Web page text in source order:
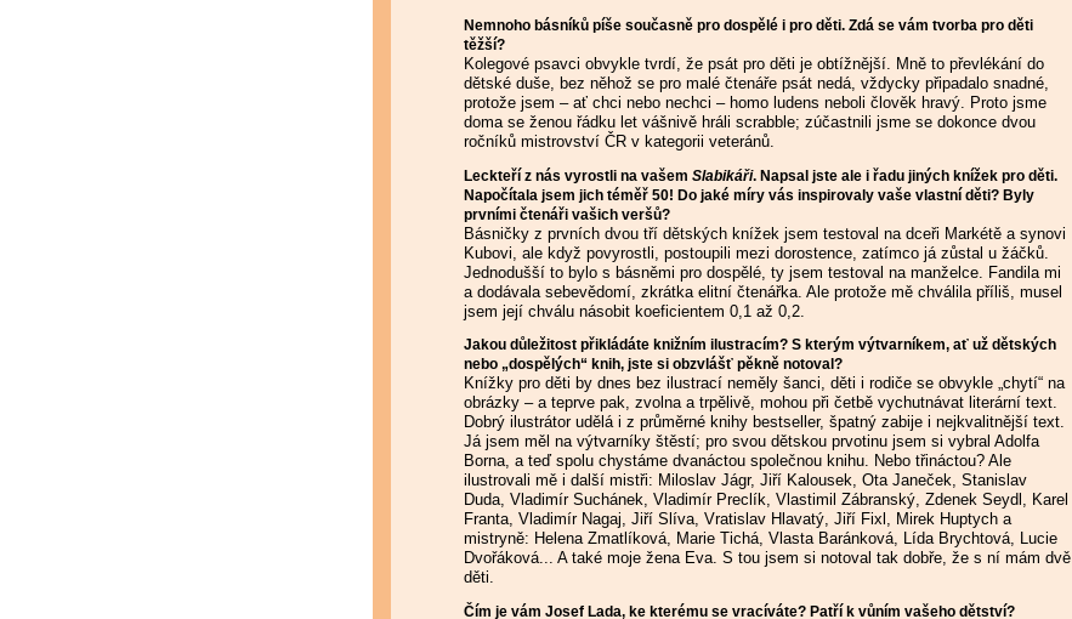
Nemnoho básníků píše současně pro dospělé i pro děti. Zdá se vám tvorba pro děti
těžší?
Kolegové psavci obvykle tvrdí, že psát pro děti je obtížnější. Mně to převlékání do
dětské duše, bez něhož se pro malé čtenáře psát nedá, vždycky připadalo snadné,
protože jsem – ať chci nebo nechci – homo ludens neboli člověk hravý. Proto jsme
doma se ženou řádku let vášnivě hráli scrabble; zúčastnili jsme se dokonce dvou
ročníků mistrovství ČR v kategorii veteránů.
Leckteří z nás vyrostli na vašem Slabikáři. Napsal jste ale i řadu jiných knížek pro děti.
Napočítala jsem jich téměř 50! Do jaké míry vás inspirovaly vaše vlastní děti? Byly
prvními čtenáři vašich veršů?
Básničky z prvních dvou tří dětských knížek jsem testoval na dceři Markétě a synovi
Kubovi, ale když povyrostli, postoupili mezi dorostence, zatímco já zůstal u žáčků.
Jednodušší to bylo s básněmi pro dospělé, ty jsem testoval na manželce. Fandila mi
a dodávala sebevědomí, zkrátka elitní čtenářka. Ale protože mě chválila příliš, musel
jsem její chválu násobit koeficientem 0,1 až 0,2.
Jakou důležitost přikládáte knižním ilustracím? S kterým výtvarníkem, ať už dětských
nebo „dospělých“ knih, jste si obzvlášť pěkně notoval?
Knížky pro děti by dnes bez ilustrací neměly šanci, děti i rodiče se obvykle „chytí“ na
obrázky – a teprve pak, zvolna a trpělivě, mohou při četbě vychutnávat literární text.
Dobrý ilustrátor udělá i z průměrné knihy bestseller, špatný zabije i nejkvalitnější text.
Já jsem měl na výtvarníky štěstí; pro svou dětskou prvotinu jsem si vybral Adolfa
Borna, a teď spolu chystáme dvanáctou společnou knihu. Nebo třináctou? Ale
ilustrovali mě i další mistři: Miloslav Jágr, Jiří Kalousek, Ota Janeček, Stanislav
Duda, Vladimír Suchánek, Vladimír Preclík, Vlastimil Zábranský, Zdenek Seydl, Karel
Franta, Vladimír Nagaj, Jiří Slíva, Vratislav Hlavatý, Jiří Fixl, Mirek Huptych a
mistryně: Helena Zmatlíková, Marie Tichá, Vlasta Baránková, Lída Brychtová, Lucie
Dvořáková... A také moje žena Eva. S tou jsem si notoval tak dobře, že s ní mám dvě
děti.
Čím je vám Josef Lada, ke kterému se vracíváte? Patří k vůním vašeho dětství?